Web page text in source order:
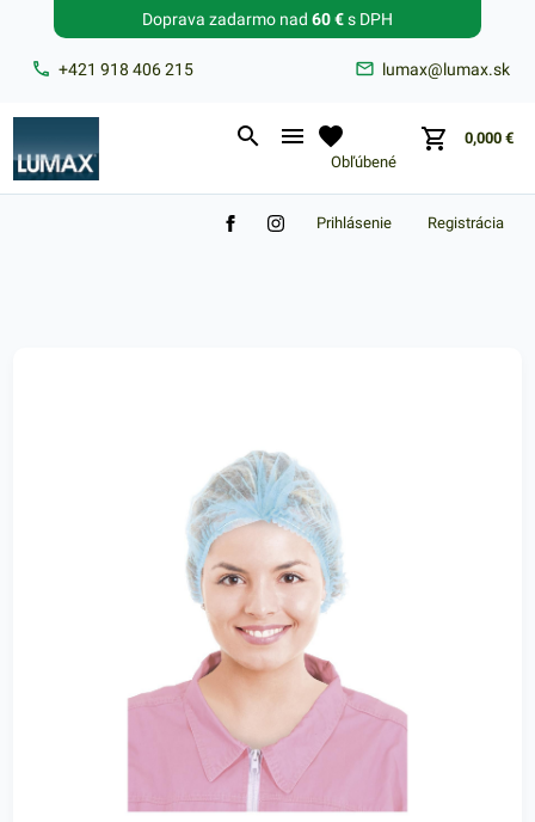
+421 918 406 215 lumax@lumax.sk
Doprava zadarmo nad 60 €s DPH
Obľúbené
0,000 €
Zabudnuté heslo?
Registrácia
Prihlásenie